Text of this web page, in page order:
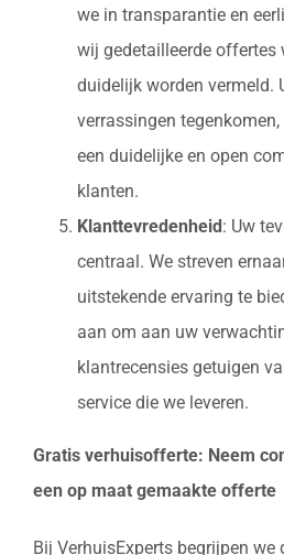
we in transparantie en
wij gedetailleerde offertes
duidelijk worden vermeld.
verrassingen
een duidelijke en open
klanten.
Klanttevredenheid : Uw
centraal. We streven
uitstekende ervaring te
aan om aan uw
klantrecensies getuigen
service die we leveren.
Gratis verhuisofferte: Neem
een op maat gemaakte offerte
Bij VerhuisExperts begrijpen we